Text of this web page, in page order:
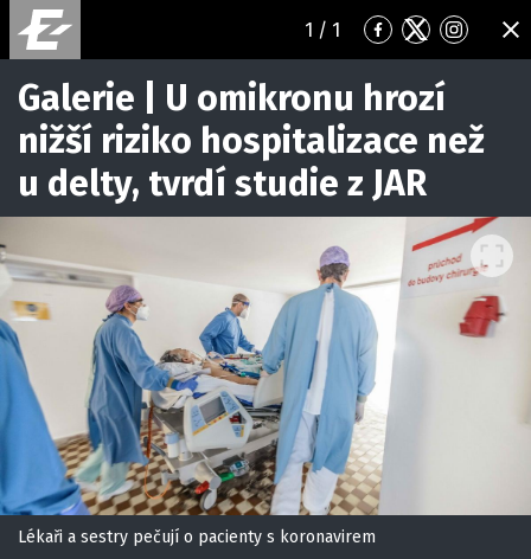
1 / 1
Přejít
na
Facebook
Přejít
na
Twitter
Přejít
na
Galerie | U omikronu hrozí
nižší riziko hospitalizace než
u delty, tvrdí studie z JAR
Lékaři a sestry pečují o pacienty s koronavirem